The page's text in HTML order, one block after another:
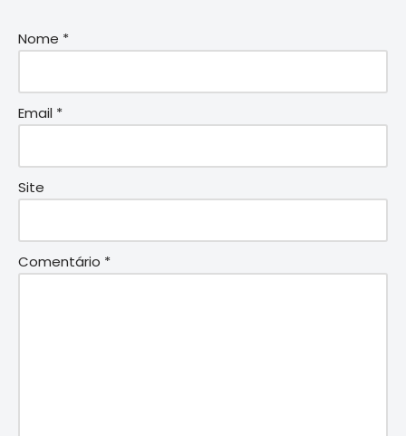
Nome *
Email *
Site
Comentário *